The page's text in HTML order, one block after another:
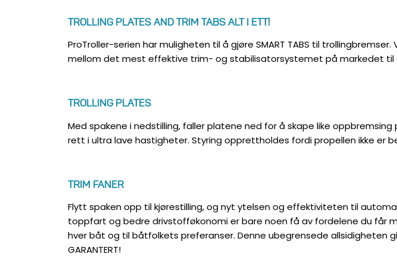
TROLLING PLATES AND TRIM TABS ALT I ETT!
ProTroller-serien har muligheten til å gjøre SMART TABS til trollingbremser.
mellom det mest effektive trim- og stabilisatorsystemet på markedet
TROLLING PLATES
Med spakene i nedstilling, faller platene ned for å skape like
rett i ultra lave hastigheter. Styring opprettholdes fordi propellen ikke er
TRIM FANER
Flytt spaken opp til kjørestilling, og nyt ytelsen og effektiviteten til
toppfart og bedre drivstofføkonomi er bare noen få av fordelene du får
hver båt og til båtfolkets preferanser. Denne ubegrensede allsidigheten
GARANTERT!